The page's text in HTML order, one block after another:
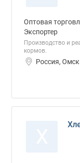
Оптовая
Экспортер
Производство и
кормов.
Россия,